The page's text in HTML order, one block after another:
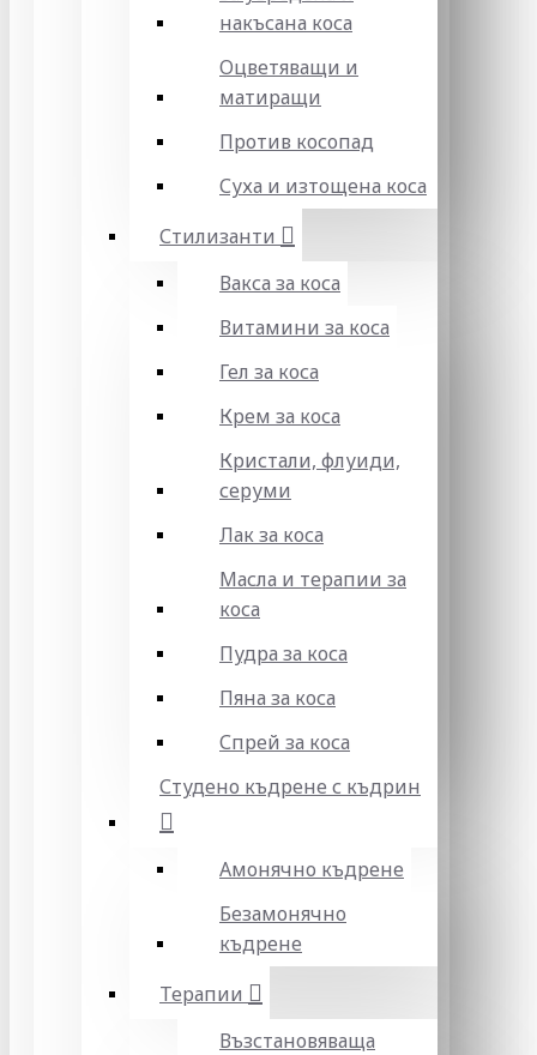
накъсана коса
Оцветяващи и
матиращи
Против косопад
Суха и изтощена коса
Стилизанти
Вакса за коса
Витамини за коса
Гел за коса
Крем за коса
Кристали, флуиди,
серуми
Лак за коса
Масла и терапии за
коса
Пудра за коса
Пяна за коса
Спрей за коса
Студено къдрене с къдрин
Амонячно къдрене
Безамонячно
къдрене
Терапии
Възстановяваща